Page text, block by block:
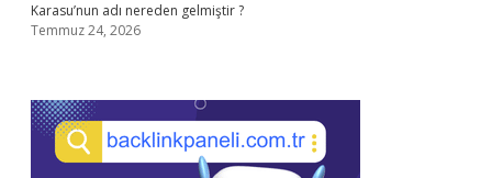
Karasu’nun adı nereden gelmiştir ?
Temmuz 24, 2026